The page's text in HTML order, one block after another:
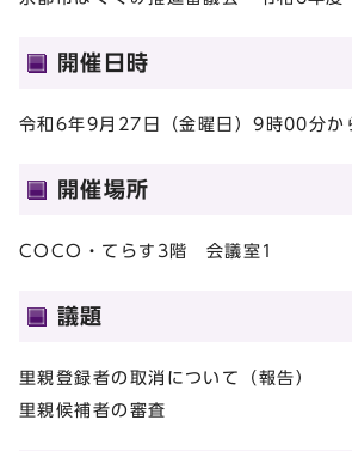
開催日時
令和6年9月27日（金曜日）9時00分か
開催場所
COCO・てらす3階 会議室1
議題
里親登録者の取消について（報告）
里親候補者の審査